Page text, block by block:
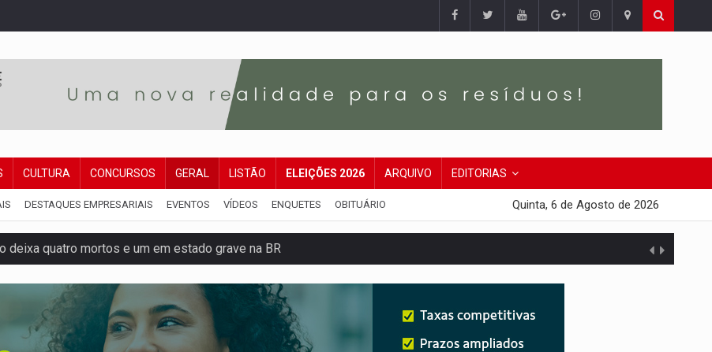
CULTURA CONCURSOS GERAL LISTÃO ELEIÇÕES 2026 ARQUIVO EDITORIAS
DESTAQUES EMPRESARIAIS EVENTOS VÍDEOS ENQUETES OBITUÁRIO Quinta, 6 de Agosto de 2026
deixa quatro mortos e um em estado grave na BR
nacional com participação de Marcela Bonfim
isoladas nesta sexta-feira (7)
greve da educação municipal em Porto Velho